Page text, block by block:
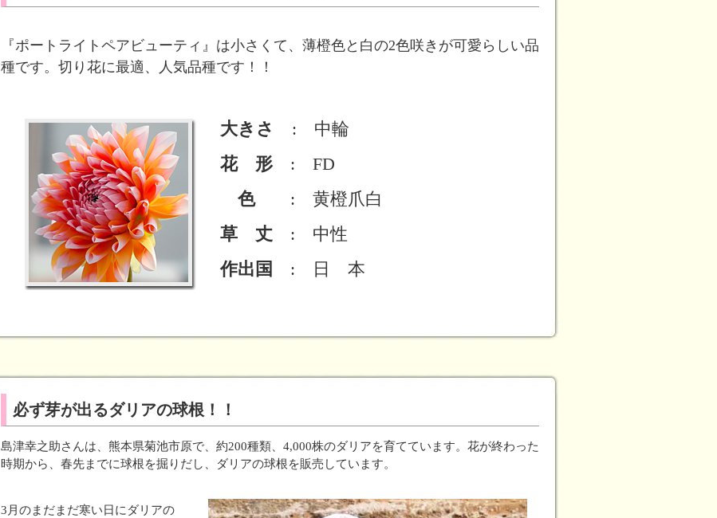
『ポートライトペアビューティ』は小さくて、薄橙色と白の2色咲きが可愛らしい品
種です。切り花に最適、人気品種です！！
大きさ
: 中輪
花 形: FD
色
: 黄橙爪白
草 丈: 中性
作出国 : 日 本
必ず芽が出るダリアの球根！！
島津幸之助さんは、熊本県菊池市原で、約200種類、4,000株のダリアを育てています。花が終わった
時期から、春先までに球根を掘りだし、ダリアの球根を販売しています。
3月のまだまだ寒い日にダリアの